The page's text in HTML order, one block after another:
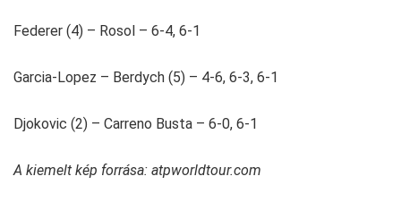
Federer (4) – Rosol – 6-4, 6-1
Garcia-Lopez – Berdych (5) – 4-6, 6-3, 6-1
Djokovic (2) – Carreno Busta – 6-0, 6-1
A kiemelt kép forrása: atpworldtour.com